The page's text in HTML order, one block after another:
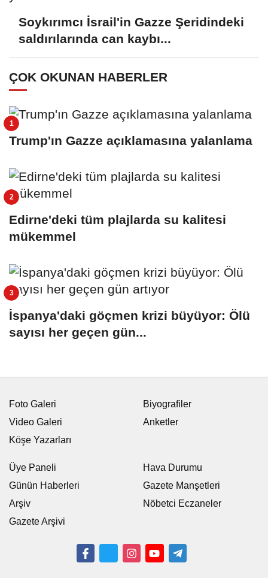
Soykırımcı İsrail'in Gazze Şeridindeki
saldırılarında can kaybı...
ÇOK OKUNAN HABERLER
Trump'ın Gazze açıklamasına yalanlama
Edirne'deki tüm plajlarda su kalitesi
mükemmel
İspanya'daki göçmen krizi büyüyor: Ölü
sayısı her geçen gün...
Foto Galeri
Video Galeri
Köşe Yazarları
Biyografiler
Anketler
Üye Paneli
Günün Haberleri
Arşiv
Gazete Arşivi
Hava Durumu
Gazete Manşetleri
Nöbetci Eczaneler